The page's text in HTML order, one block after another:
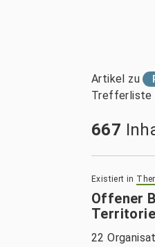
Artikel zu
Trefferliste
667
Existiert in
Offener
22